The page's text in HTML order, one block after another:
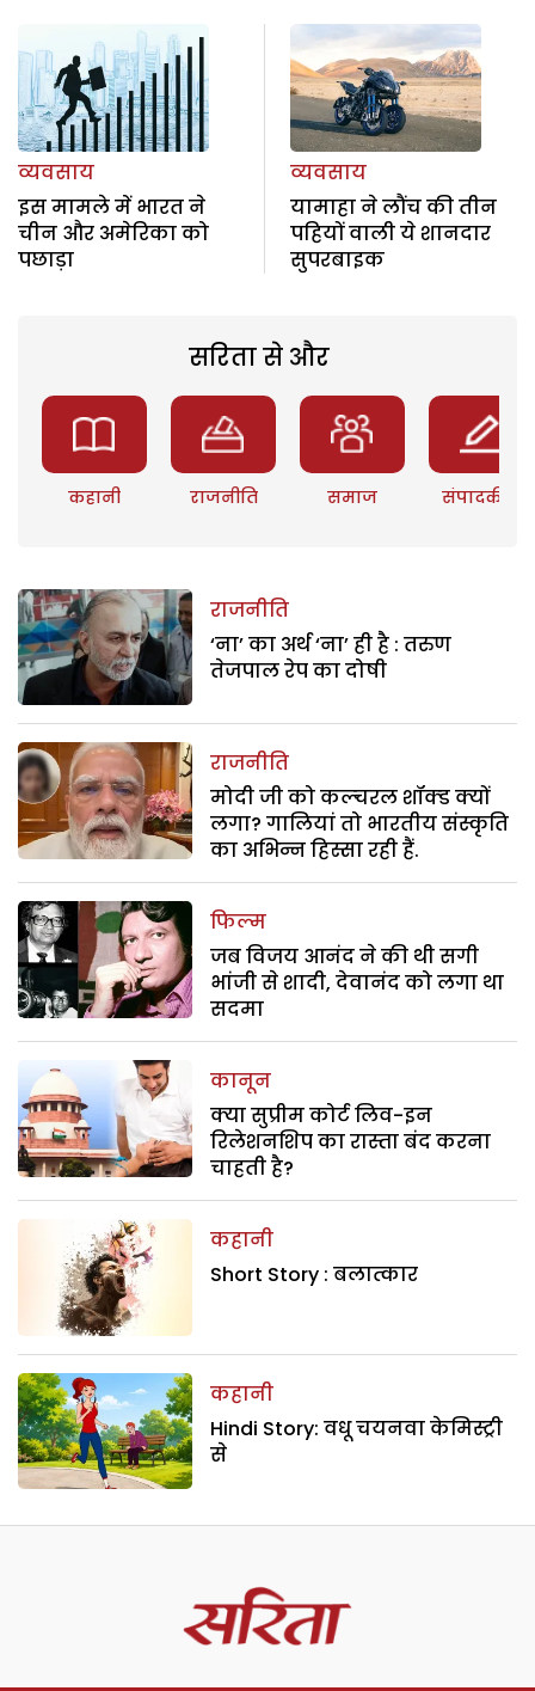
व्यवसाय
इस मामले में भारत ने
चीन और अमेरिका को
पछाड़ा
व्यवसाय
यामाहा ने लौंच की तीन
पहियों वाली ये शानदार
सुपरबाइक
सरिता से और
कहानी राजनीति समाज संपादकीय
राजनीति
‘ना’ का अर्थ ‘ना’ ही है : तरुण
तेजपाल रेप का दोषी
राजनीति
मोदी जी को कल्चरल शॉक्ड क्यों
लगा? गालियां तो भारतीय संस्कृति
का अभिन्न हिस्सा रही हैं.
फिल्म
जब विजय आनंद ने की थी सगी
भांजी से शादी, देवानंद को लगा था
सदमा
कानून
क्या सुप्रीम कोर्ट लिव-इन
रिलेशनशिप का रास्ता बंद करना
चाहती है?
कहानी
Short Story : बलात्कार
कहानी
Hindi Story: वधू चयनवा केमिस्ट्री
से